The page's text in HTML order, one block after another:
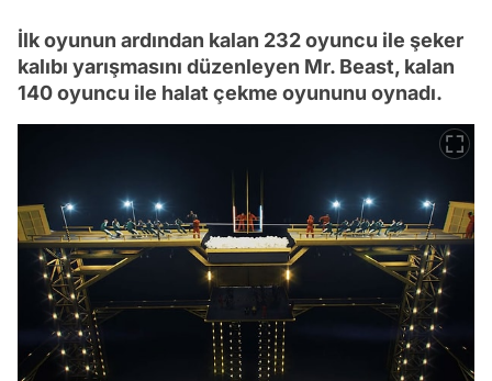
İlk oyunun ardından kalan 232 oyuncu ile şeker
kalıbı yarışmasını düzenleyen Mr. Beast, kalan
140 oyuncu ile halat çekme oyununu oynadı.